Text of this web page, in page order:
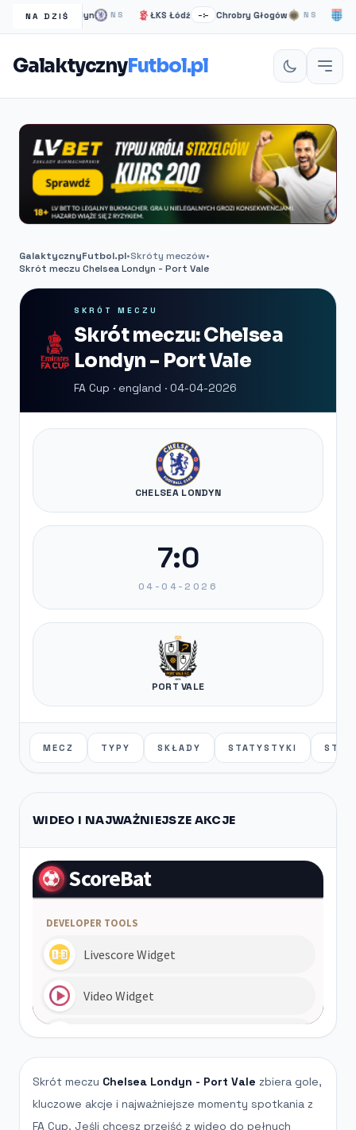
NA DZIŚ
Chelsea Londyn NS ŁKS Łódź –:– Chrobry Głogów NS PEC
GalaktycznyFutbol.pl
GalaktycznyFutbol.pl•Skróty meczów•
Skrót meczu Chelsea Londyn - Port Vale
SKRÓT MECZU
Skrót meczu: Chelsea
Londyn - Port Vale
FA Cup · england · 04-04-2026
CHELSEA LONDYN
7:0
04-04-2026
PORT VALE
MECZ TYPY SKŁADY STATYSTYKI
WIDEO I NAJWAŻNIEJSZE AKCJE
Skrót meczu Chelsea Londyn - Port Vale zbiera gole,
kluczowe akcje i najważniejsze momenty spotkania z
FA Cup. Jeśli chcesz przejść z wideo do pełnych